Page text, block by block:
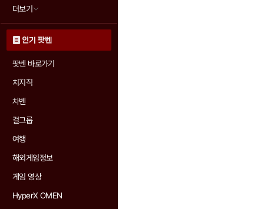
더보기
인기 팟벤
팟벤 바로가기
치지직
차벤
걸그룹
여행
해외게임정보
게임 영상
HyperX OMEN